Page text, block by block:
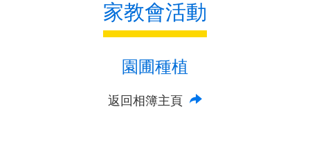
家教會活動
園圃種植
返回相簿主頁